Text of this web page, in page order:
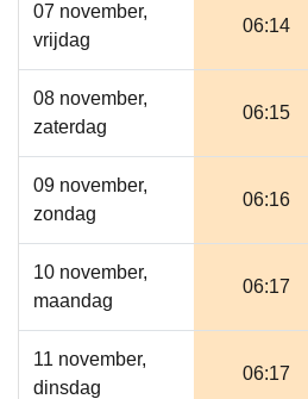
07 november,
vrijdag
06:14
08 november,
zaterdag
06:15
09 november,
zondag
06:16
10 november,
maandag
06:17
11 november,
dinsdag
06:17